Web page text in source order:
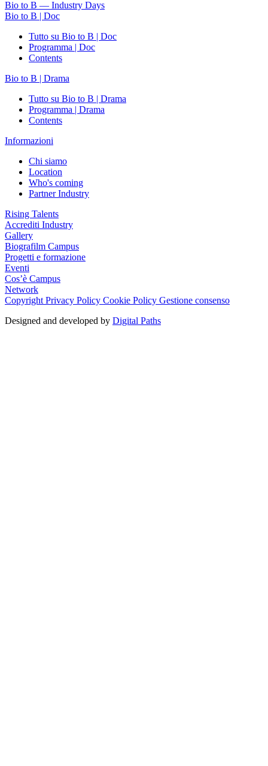
Bio to B — Industry Days
Bio to B | Doc
Tutto su Bio to B | Doc
Programma | Doc
Contents
Bio to B | Drama
Tutto su Bio to B | Drama
Programma | Drama
Contents
Informazioni
Chi siamo
Location
Who's coming
Partner Industry
Rising Talents
Accrediti Industry
Gallery
Biografilm Campus
Progetti e formazione
Eventi
Cos’è Campus
Network
Copyright Privacy Policy Cookie Policy Gestione consenso
Designed and developed by Digital Paths